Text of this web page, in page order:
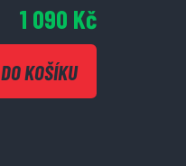
1 090 Kč
DO KOŠÍKU